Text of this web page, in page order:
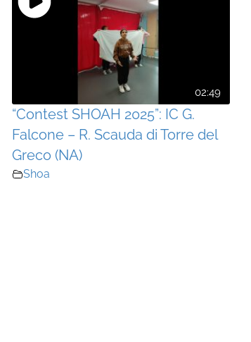
02:49
“Contest SHOAH 2025”: IC G.
Falcone – R. Scauda di Torre del
Greco (NA)
Shoa